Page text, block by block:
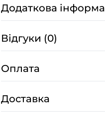
Додаткова
Відгуки (0)
Оплата
Доставка